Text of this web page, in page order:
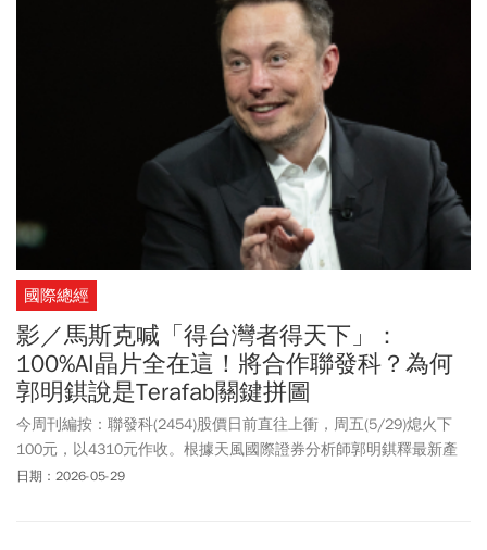
全、韌性、繁榮的科技未來；對內是產業、家庭與下一代，共同分
國際總經
影／馬斯克喊「得台灣者得天下」：
100%AI晶片全在這！將合作聯發科？為何
郭明錤說是Terafab關鍵拼圖
今周刊編按：聯發科(2454)股價日前直往上衝，周五(5/29)熄火下
100元，以4310元作收。根據天風國際證券分析師郭明錤釋最新產
業調查，指聯發科有可能成為馬斯克AI晶片廠Terafab的策略合作對
日期：2026-05-29